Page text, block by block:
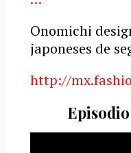
Onomichi
japoneses de
http://